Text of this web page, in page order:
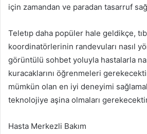
için zamandan ve paradan tasarruf
Teletıp daha popüler hale geldikçe,
koordinatörlerinin randevuları nasıl
görüntülü sohbet yoluyla hastalarla
kuracaklarını öğrenmeleri
mümkün olan en iyi deneyimi
teknolojiye aşina olmaları
Hasta Merkezli Bakım